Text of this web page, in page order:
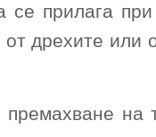
се прилага
дрехите или
на